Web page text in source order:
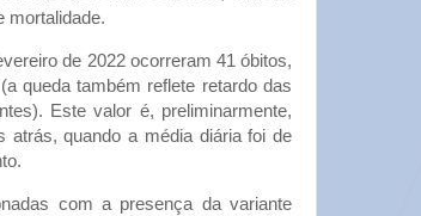
mortalidade.
de 2022 ocorreram 41 óbitos,
queda também reflete retardo das
Este valor é, preliminarmente,
atrás, quando a média diária foi de
com a presença da variante